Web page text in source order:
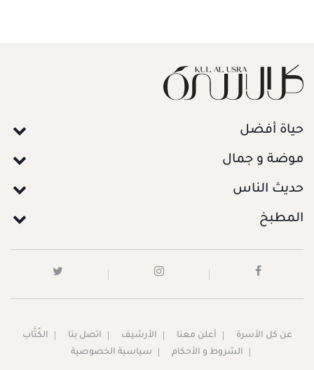
حياة أفضل
موضة و جمال
حديث الناس
المطبخ
عن كل الأسرة أعلن معنا الأرشيف اتصل بنا
الكُتَّاب
الشروط و الأحكام
سياسية الخصوصية